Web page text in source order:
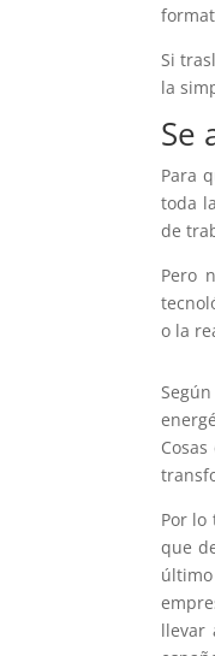
Si
la
Se
Para
toda
de
Pero
o la
Por lo
que
llevar